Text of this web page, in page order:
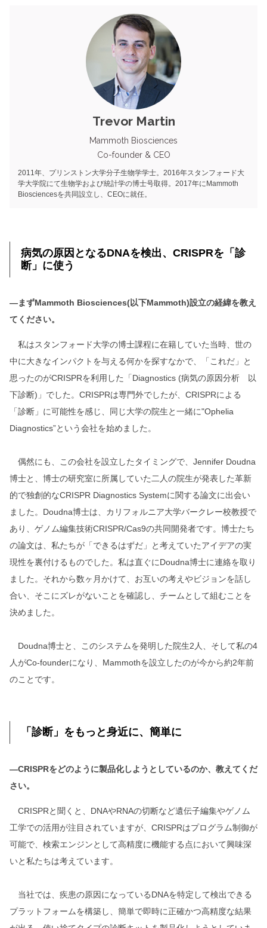
Trevor Martin
Mammoth Biosciences
Co-founder & CEO
2011年、プリンストン大学分子生物学学士。2016年スタンフォード大
学大学院にて生物学および統計学の博士号取得。2017年にMammoth
Biosciencesを共同設立し、CEOに就任。
病気の原因となるDNAを検出、CRISPRを「診
断」に使う
―まずMammoth Biosciences(以下Mammoth)設立の経緯を教え
てください。
私はスタンフォード大学の博士課程に在籍していた当時、世の
中に大きなインパクトを与える何かを探すなかで、「これだ」と
思ったのがCRISPRを利用した「Diagnostics (病気の原因分析 以
下診断)」でした。CRISPRは専門外でしたが、CRISPRによる
「診断」に可能性を感じ、同じ大学の院生と一緒に"Ophelia
Diagnostics”という会社を始めました。
偶然にも、この会社を設立したタイミングで、Jennifer Doudna
博士と、博士の研究室に所属していた二人の院生が発表した革新
的で独創的なCRISPR Diagnostics Systemに関する論文に出会い
ました。Doudna博士は、カリフォルニア大学バークレー校教授で
あり、ゲノム編集技術CRISPR/Cas9の共同開発者です。博士たち
の論文は、私たちが「できるはずだ」と考えていたアイデアの実
現性を裏付けるものでした。私は直ぐにDoudna博士に連絡を取り
ました。それから数ヶ月かけて、お互いの考えやビジョンを話し
合い、そこにズレがないことを確認し、チームとして組むことを
決めました。
Doudna博士と、このシステムを発明した院生2人、そして私の4
人がCo-founderになり、Mammothを設立したのが今から約2年前
のことです。
「診断」をもっと身近に、簡単に
―CRISPRをどのように製品化しようとしているのか、教えてくだ
さい。
CRISPRと聞くと、DNAやRNAの切断など遺伝子編集やゲノム
工学での活用が注目されていますが、CRISPRはプログラム制御が
可能で、検索エンジンとして高精度に機能する点において興味深
いと私たちは考えています。
当社では、疾患の原因になっているDNAを特定して検出できる
プラットフォームを構築し、簡単で即時に正確かつ高精度な結果